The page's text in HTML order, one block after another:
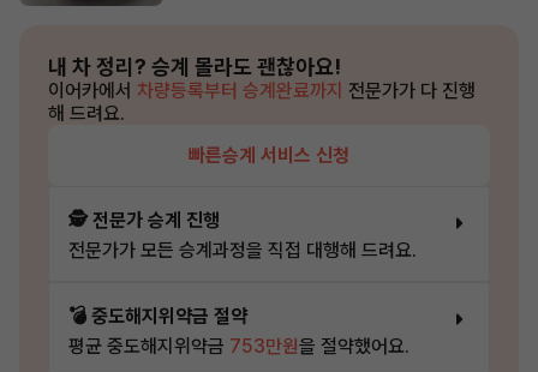
내 차 정리? 승계 몰라도 괜찮아요!
이어카에서 차량등록부터 승계완료까지 전문가가 다 진행
해 드려요.
빠른승계 서비스 신청
🕵️ 전문가 승계 진행
전문가가 모든 승계과정을 직접 대행해 드려요.
💣 중도해지위약금 절약
평균 중도해지위약금 753만원을 절약했어요.